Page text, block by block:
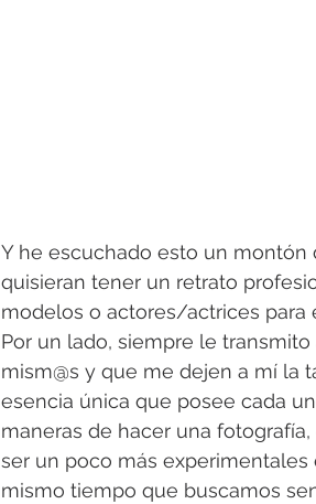
Y he escuchado esto un montón
quisieran tener un retrato
modelos o actores/actrices para
Por un lado, siempre le
mism@s y que me dejen a mí la
esencia única que posee cada
maneras de hacer una
ser un poco más
mismo tiempo que buscamos